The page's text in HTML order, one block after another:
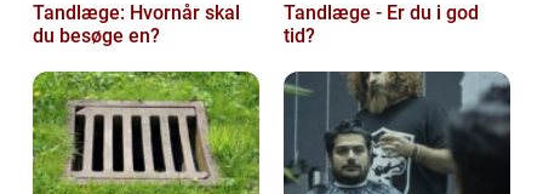
Tandlæge: Hvornår skal
du besøge en?
Tandlæge - Er du i god
tid?